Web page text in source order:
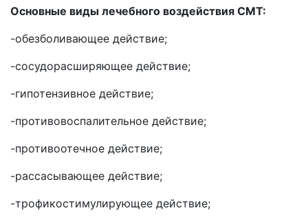
Основные виды лечебного воздействия СМТ:
-обезболивающее действие;
-сосудорасширяющее действие;
-гипотензивное действие;
-противовоспалительное действие;
-противоотечное действие;
-рассасывающее действие;
-трофикостимулирующее действие;